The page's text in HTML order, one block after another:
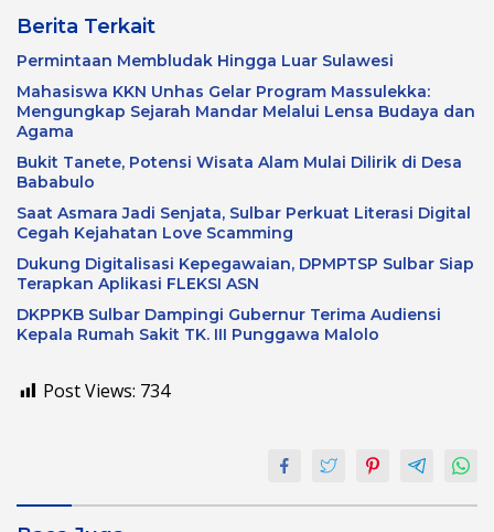
Berita Terkait
Permintaan Membludak Hingga Luar Sulawesi
Mahasiswa KKN Unhas Gelar Program Massulekka:
Mengungkap Sejarah Mandar Melalui Lensa Budaya dan
Agama
Bukit Tanete, Potensi Wisata Alam Mulai Dilirik di Desa
Bababulo
Saat Asmara Jadi Senjata, Sulbar Perkuat Literasi Digital
Cegah Kejahatan Love Scamming
Dukung Digitalisasi Kepegawaian, DPMPTSP Sulbar Siap
Terapkan Aplikasi FLEKSI ASN
DKPPKB Sulbar Dampingi Gubernur Terima Audiensi
Kepala Rumah Sakit TK. III Punggawa Malolo
Post Views: 734